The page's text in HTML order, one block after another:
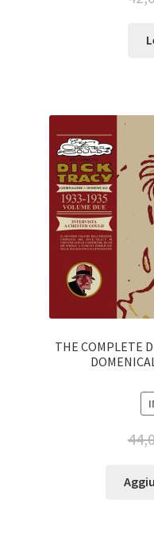
THE COMPLETE